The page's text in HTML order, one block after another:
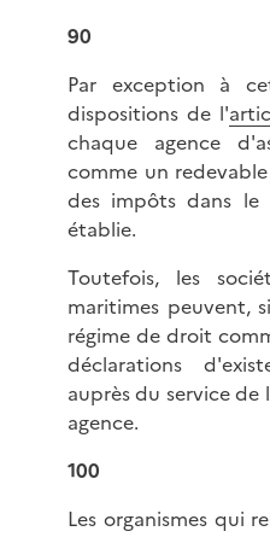
90
Par exception à
dispositions de l'
chaque agence
comme un
des impôts dans le
établie.
Toutefois, les
maritimes peuvent,
régime de droit
déclarations
auprès du service
agence.
100
Les organismes qui